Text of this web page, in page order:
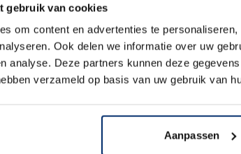
gebruik van cookies
om content en advertenties te
Ook delen we informatie over uw
analyse. Deze partners kunnen deze
verzameld op basis van uw gebruik van
Aanpassen
Bij
We verpakken onze